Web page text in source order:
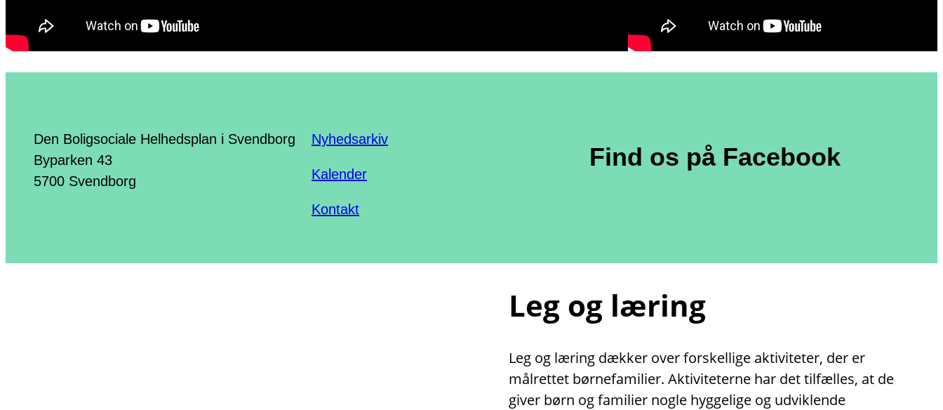
Den Boligsociale Helhedsplan i Svendborg
Byparken 43
5700 Svendborg
Nyhedsarkiv
Kalender
Kontakt
Find os på Facebook
Leg og læring
Leg og læring dækker over forskellige aktiviteter, der er
målrettet børnefamilier. Aktiviteterne har det tilfælles, at de
giver børn og familier nogle hyggelige og udviklende